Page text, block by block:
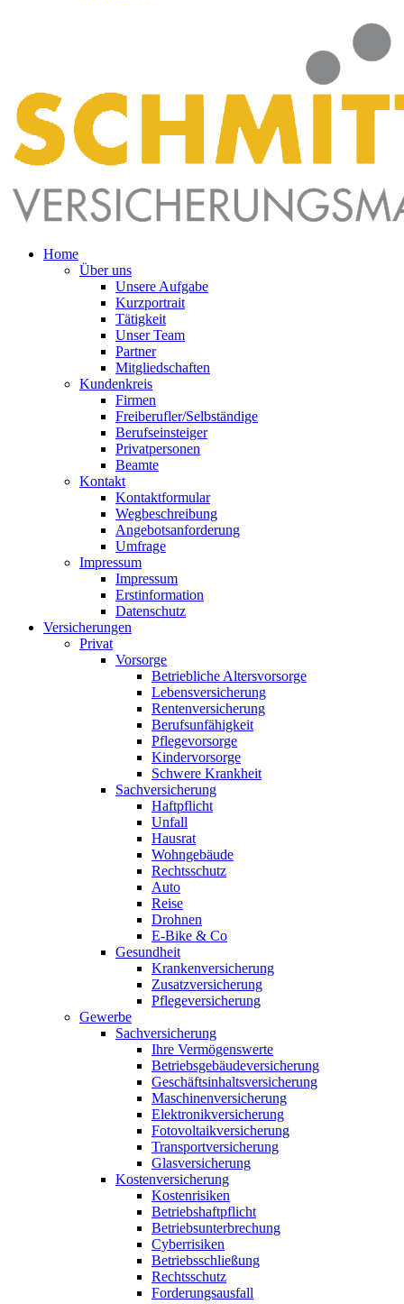
Home
Über uns
Unsere Aufgabe
Kurzportrait
Tätigkeit
Unser Team
Partner
Mitgliedschaften
Kundenkreis
Firmen
Freiberufler/Selbständige
Berufseinsteiger
Privatpersonen
Beamte
Kontakt
Kontaktformular
Wegbeschreibung
Angebotsanforderung
Umfrage
Impressum
Impressum
Erstinformation
Datenschutz
Versicherungen
Privat
Vorsorge
Betriebliche Altersvorsorge
Lebensversicherung
Rentenversicherung
Berufsunfähigkeit
Pflegevorsorge
Kindervorsorge
Schwere Krankheit
Sachversicherung
Haftpflicht
Unfall
Hausrat
Wohngebäude
Rechtsschutz
Auto
Reise
Drohnen
E-Bike & Co
Gesundheit
Krankenversicherung
Zusatzversicherung
Pflegeversicherung
Gewerbe
Sachversicherung
Ihre Vermögenswerte
Betriebsgebäudeversicherung
Geschäftsinhaltsversicherung
Maschinenversicherung
Elektronikversicherung
Fotovoltaikversicherung
Transportversicherung
Glasversicherung
Kostenversicherung
Kostenrisiken
Betriebshaftpflicht
Betriebsunterbrechung
Cyberrisiken
Betriebsschließung
Rechtsschutz
Forderungsausfall